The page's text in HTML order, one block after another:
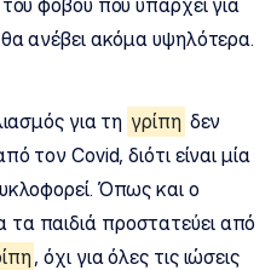
φόβου που υπάρχει για
ανέβει ακόμα υψηλότερα.
για τη γρίπη δεν
τον Covid, διότι είναι μία
Όπως και ο
τα παιδιά προστατεύει από
, όχι για όλες τις ιώσεις